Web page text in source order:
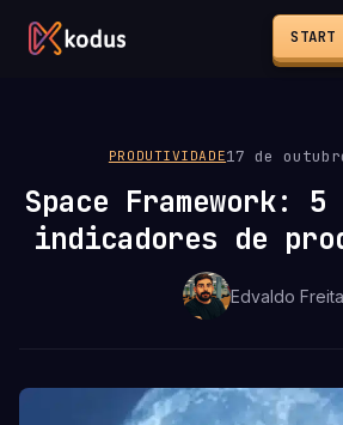
PRODUTIVIDADE17 de
Space Framework:
indicadores de
Edvaldo